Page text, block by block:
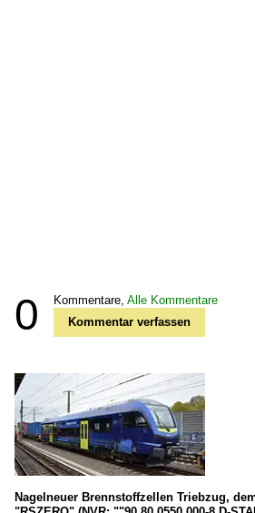
0 Kommentare, Alle Kommentare
Kommentar verfassen
Nagelneuer Brennstoffzellen Triebzug,